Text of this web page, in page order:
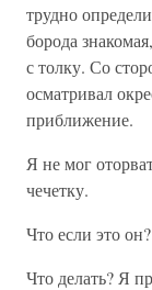
трудно
борода
с толку. Со
осматривал
приближение.
Я не мог
чечетку.
Что если это он?
Что делать? Я